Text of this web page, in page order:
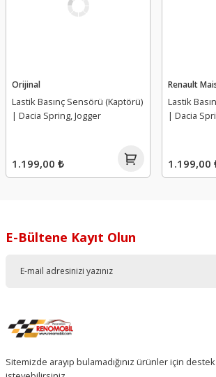
Orijinal
Lastik Basınç Sensörü (Kaptörü)
| Dacia Spring, Jogger
1.199,00 ₺
Renault
Lastik
| Dacia
1.199,00
E-Bültene Kayıt Olun
Sitemizde arayıp bulamadığınız ürünler için destek